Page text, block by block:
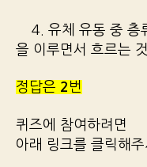
4. 유체 유동 중 층
을 이루면서 흐르는
정답은 2 번
퀴즈에 참여하려면
아래 링크를 클릭해